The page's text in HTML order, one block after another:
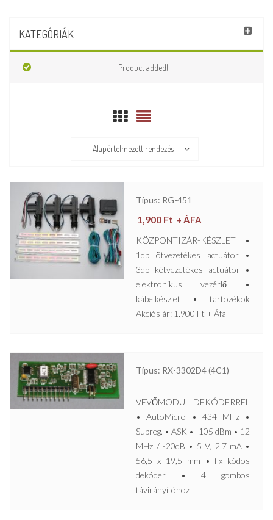
KATEGÓRIÁK
Product added!
Alapértelmezett rendezés
Típus: RG-451
1,900 Ft + ÁFA
KÖZPONTIZÁR-KÉSZLET •
1db ötvezetékes actuátor •
3db kétvezetékes actuátor •
elektronikus vezérlő •
kábelkészlet • tartozékok
Akciós ár: 1.900 Ft + Áfa
Típus: RX-3302D4 (4C1)
VEVŐMODUL DEKÓDERREL
• AutoMicro • 434 MHz •
Supreg. • ASK • -105 dBm • 12
MHz / -20dB • 5 V, 2,7 mA •
56,5 x 19,5 mm • fix kódos
dekóder • 4 gombos
távirányítóhoz